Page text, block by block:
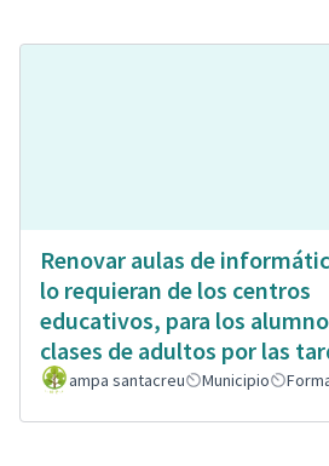
Renovar aulas de
lo requieran de los centros
educativos, para los
clases de adultos por las
ampa santacreu Municipio